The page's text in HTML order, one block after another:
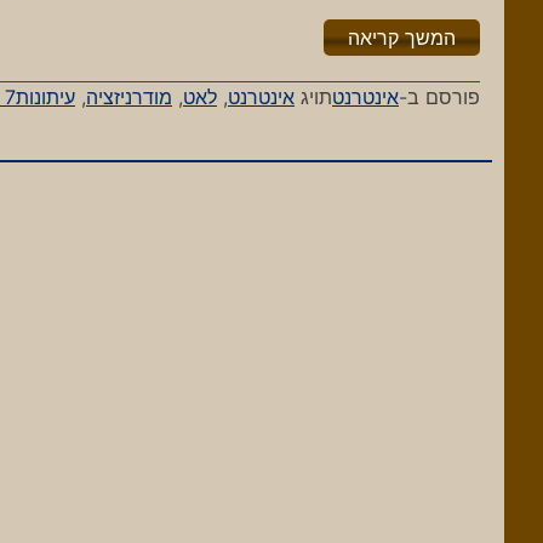
המשך קריאה"%s"
פורסם ב-אינטרנטתויג אינטרנט, לאט, מודרניזציה, עיתונות7 תגובות